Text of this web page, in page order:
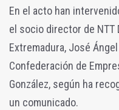
En el acto han
el socio director de NTT
Extremadura, José
Confederación de
González, según ha
un comunicado.